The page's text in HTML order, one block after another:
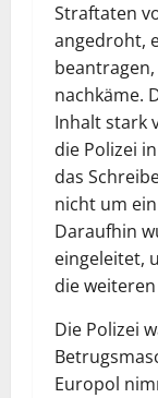
Straftaten
angedroht,
nachkäme.
Inhalt stark
die Polizei
das
nicht um
Daraufhin
eingeleitet,
die
Die Polizei
Europol